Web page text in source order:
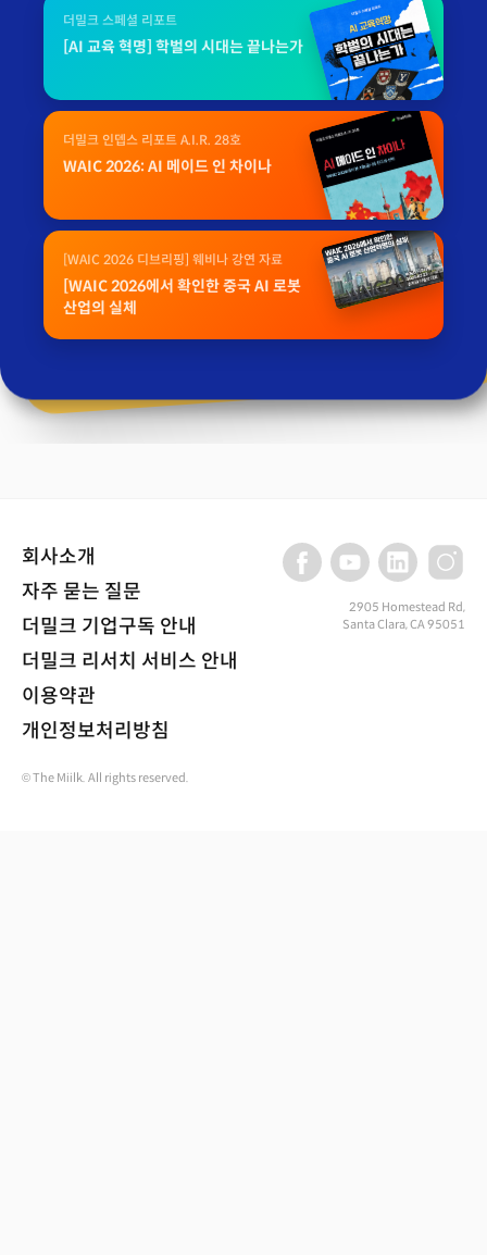
더밀크 스페셜 리포트
[AI 교육 혁명] 학벌의 시대는 끝나는가
더밀크 인뎁스 리포트 A.I.R. 28호
WAIC 2026: AI 메이드 인 차이나
[WAIC 2026 디브리핑] 웨비나 강연 자료
[WAIC 2026에서 확인한 중국 AI 로봇
산업의 실체
회사소개
자주 묻는 질문
더밀크 기업구독 안내
더밀크 리서치 서비스 안내
이용약관
개인정보처리방침
2905 Homestead Rd,
Santa Clara, CA 95051
© The Miilk. All rights reserved.